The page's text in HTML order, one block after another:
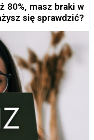
80%, masz braki w
się sprawdzić?